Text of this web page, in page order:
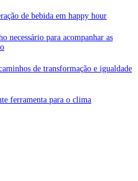
de bebida em happy hour
necessário para acompanhar as
de transformação e igualdade
ferramenta para o clima